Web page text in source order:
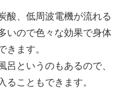
酸、低周波電機が流れる
いので色々な効果で身体
きます。
呂というのもあるので、
ることもできます。